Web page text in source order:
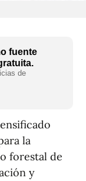
fuente
de
la
forestal de
y